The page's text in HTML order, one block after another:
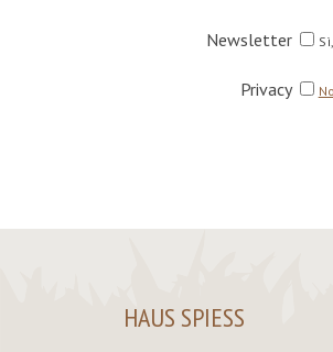
Newsletter
Privacy
HAUS SPIESS